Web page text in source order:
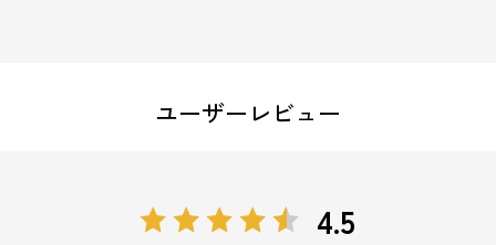
ユーザーレビュー
4.5